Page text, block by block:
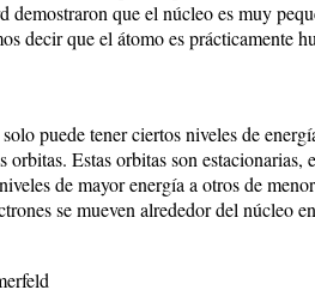
demostraron que el núcleo es muy
decir que el átomo es prácticamente
puede tener ciertos niveles de
orbitas. Estas orbitas son
de mayor energía a otros de
se mueven alrededor del núcleo